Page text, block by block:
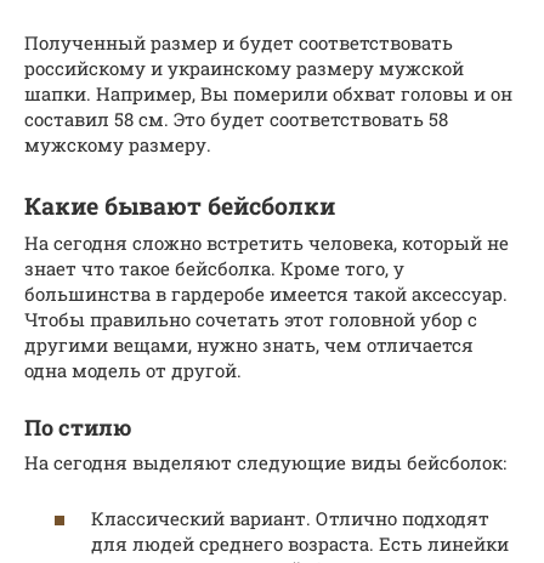
Полученный размер и будет соответствовать
российскому и украинскому размеру мужской
шапки. Например, Вы померили обхват головы и он
составил 58 см. Это будет соответствовать 58
мужскому размеру.
Какие бывают бейсболки
На сегодня сложно встретить человека, который не
знает что такое бейсболка. Кроме того, у
большинства в гардеробе имеется такой аксессуар.
Чтобы правильно сочетать этот головной убор с
другими вещами, нужно знать, чем отличается
одна модель от другой.
По стилю
На сегодня выделяют следующие виды бейсболок:
Классический вариант. Отлично подходят
для людей среднего возраста. Есть линейки